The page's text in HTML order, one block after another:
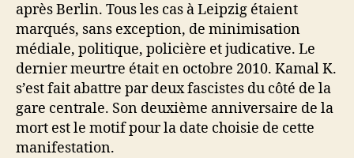
après Berlin. Tous les cas à Leipzig étaient
marqués, sans exception, de minimisation
médiale, politique, policière et judicative. Le
dernier meurtre était en octobre 2010. Kamal K.
s’est fait abattre par deux fascistes du côté de la
gare centrale. Son deuxième anniversaire de la
mort est le motif pour la date choisie de cette
manifestation.